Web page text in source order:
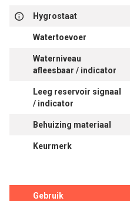
Hygrostaat
Watertoevoer
Waterniveau
afleesbaar / indicator
Leeg reservoir signaal
/ indicator
Behuizing materiaal
Keurmerk
Gebruik